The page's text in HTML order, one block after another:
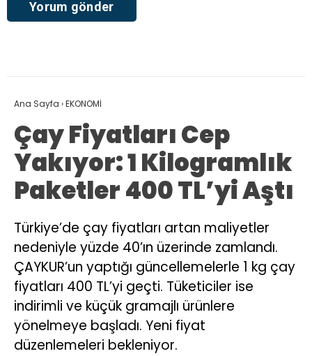
Ana Sayfa ›EKONOMİ
Çay Fiyatları Cep
Yakıyor: 1 Kilogramlık
Paketler 400 TL’yi Aştı
Türkiye’de çay fiyatları artan maliyetler
nedeniyle yüzde 40’ın üzerinde zamlandı.
ÇAYKUR’un yaptığı güncellemelerle 1 kg çay
fiyatları 400 TL’yi geçti. Tüketiciler ise
indirimli ve küçük gramajlı ürünlere
yönelmeye başladı. Yeni fiyat
düzenlemeleri bekleniyor.